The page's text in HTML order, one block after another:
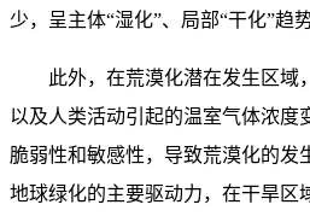
少，呈主体“湿化”、局部“干化”趋势
此外，在荒漠化潜在发生区域
以及人类活动引起的温室气体浓度
脆弱性和敏感性，导致荒漠化的发
地球绿化的主要驱动力，在干旱区